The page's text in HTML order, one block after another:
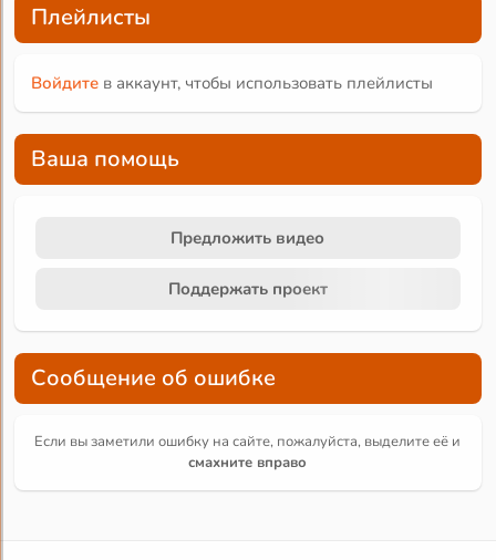
Плейлисты
Войдите в аккаунт, чтобы использовать плейлисты
Ваша помощь
Предложить видео
Поддержать проект
Сообщение об ошибке
Если вы заметили ошибку на сайте, пожалуйста, выделите её и
смахните вправо